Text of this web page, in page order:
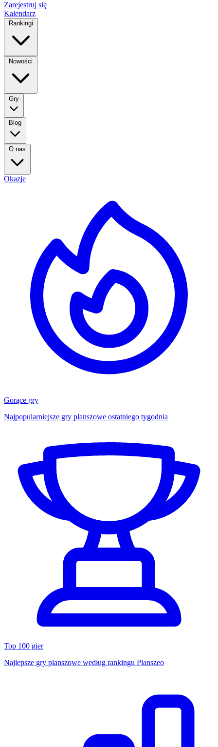
Zarejestruj się
Kalendarz
Rankingi
Nowości
Gry
Blog
O nas
Okazje
Gorące gry
Najpopularniejsze gry planszowe ostatniego tygodnia
Top 100 gier
Najlepsze gry planszowe według rankingu Planszeo